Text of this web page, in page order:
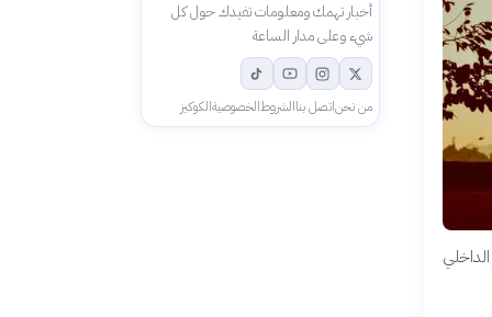
أخبار تهمك ومعلومات تفيدك حول كل
شيء وعلى مدار الساعة
من نحناتصل بناالشروطالخصوصيةالكوكيز